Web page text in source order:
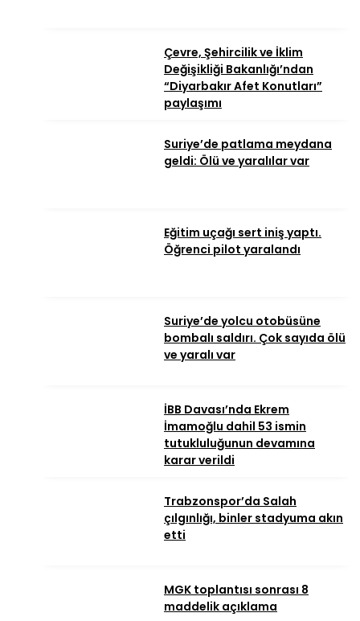
Çevre, Şehircilik ve İklim
Değişikliği Bakanlığı’ndan
“Diyarbakır Afet Konutları”
paylaşımı
Suriye’de patlama meydana
geldi: Ölü ve yaralılar var
Eğitim uçağı sert iniş yaptı.
Öğrenci pilot yaralandı
Suriye’de yolcu otobüsüne
bombalı saldırı. Çok sayıda ölü
ve yaralı var
İBB Davası’nda Ekrem
İmamoğlu dahil 53 ismin
tutukluluğunun devamına
karar verildi
Trabzonspor’da Salah
çılgınlığı, binler stadyuma akın
etti
MGK toplantısı sonrası 8
maddelik açıklama